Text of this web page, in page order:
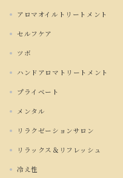
アロマオイルトリートメント
セルフケア
ツボ
ハンドアロマトリートメント
プライベート
メンタル
リラクゼーションサロン
リラックス＆リフレッシュ
冷え性